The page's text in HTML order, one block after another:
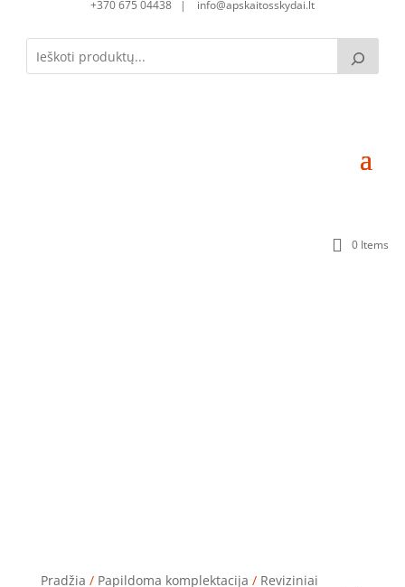
+370 675 04438 | info@apskaitosskydai.lt
0 Items
Pradžia / Papildoma komplektacija / Reviziniai